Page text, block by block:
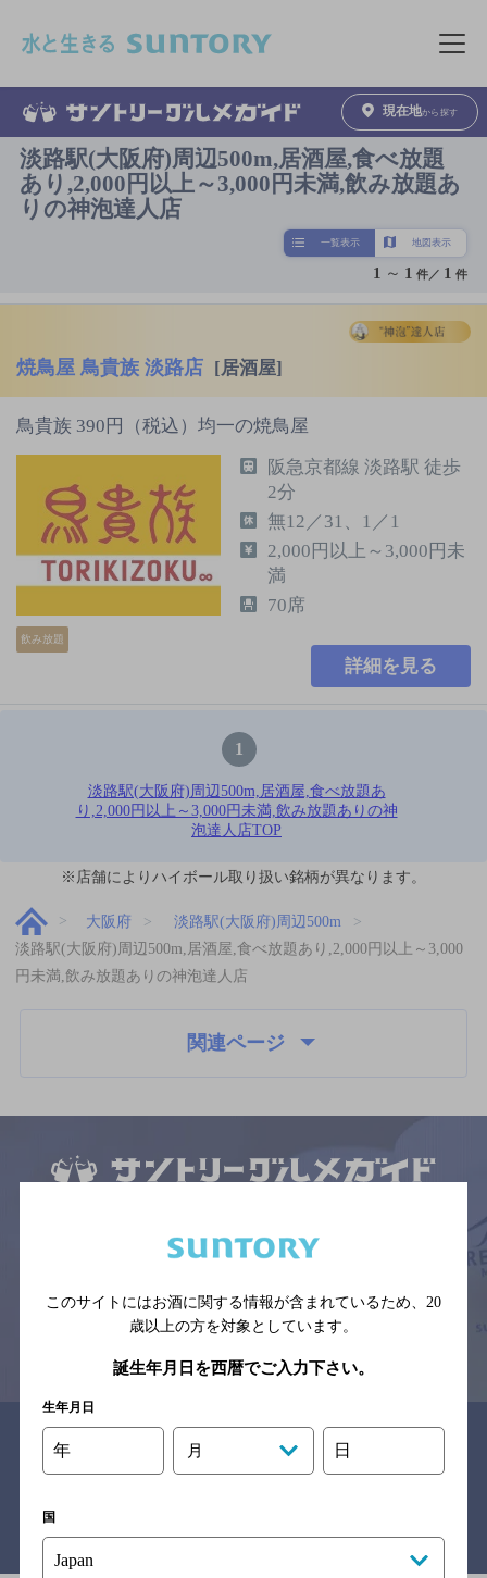
メニュ
現在地から探す
淡路駅(大阪府)周辺500m,居酒屋,食べ放題
あり,2,000円以上～3,000円未満,飲み放題あ
りの神泡達人店
一覧表示 地図表示
1 ～ 1 件／ 1 件
焼鳥屋 鳥貴族 淡路店 [居酒屋]
鳥貴族 390円（税込）均一の焼鳥屋
飲み放題
阪急京都線 淡路駅 徒歩
2分
無12／31、1／1
2,000円以上～3,000円未
満
70席
詳細を見る
1
淡路駅(大阪府)周辺500m,居酒屋,食べ放題あ
り,2,000円以上～3,000円未満,飲み放題ありの神
泡達人店TOP
※店舗によりハイボール取り扱い銘柄が異なります。
大阪府
淡路駅(大阪府)周辺500m
淡路駅(大阪府)周辺500m,居酒屋,食べ放題あり,2,000円以上～3,000
円未満,飲み放題ありの神泡達人店
関連ページ
※それぞれのお店のメニューや営業時間などの掲載情報については、
予告なしに変更されることがありますので、
す。
関連リンク
バー検索サイト［BAR-NAVI］
このサイトにはお酒に関する情報が含まれているため、 20
歳以上の方を対象としています。
誕生年月日を西暦でご入力下さい。
生年月日
年 月 日
国